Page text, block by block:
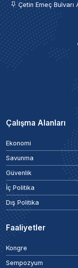
Çetin Emeç Bulvarı
Çalışma Alanları
Ekonomi
Savunma
Güvenlik
İç Politika
Dış Politika
Faaliyetler
Kongre
Sempozyum